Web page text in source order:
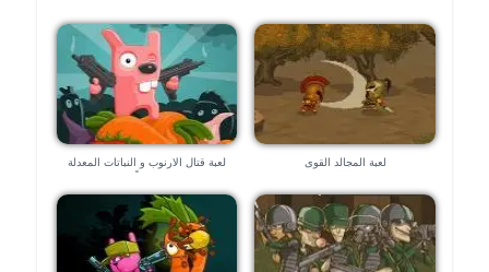
لعبة المجالد القوى
لعبة قتال الارنوب و النباتات المعدلة